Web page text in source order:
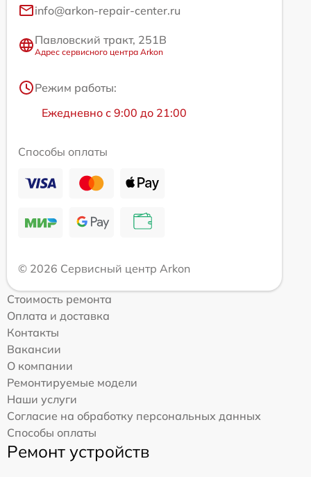
info@arkon-repair-center.ru
Павловский тракт, 251В
Адрес сервисного центра Arkon
Режим работы:
Ежедневно с 9:00 до 21:00
Способы оплаты
© 2026 Сервисный центр Arkon
Стоимость ремонта
Оплата и доставка
Контакты
Вакансии
О компании
Ремонтируемые модели
Наши услуги
Согласие на обработку персональных данных
Способы оплаты
Ремонт устройств